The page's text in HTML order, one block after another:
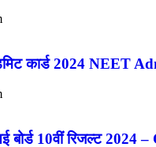
कार्ड 2024 NEET
बोर्ड 10वीं रिजल्ट